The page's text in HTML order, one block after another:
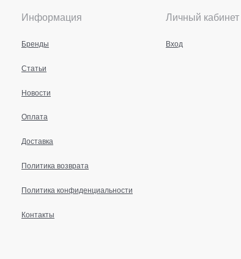
Информация
Бренды
Статьи
Новости
Оплата
Доставка
Политика возврата
Политика конфиденциальности
Контакты
Личный кабинет
Вход